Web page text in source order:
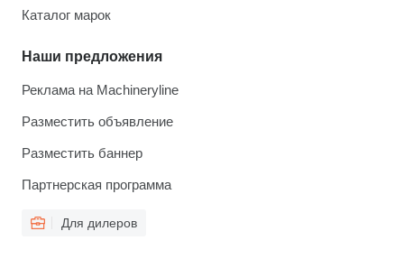
Каталог марок
Наши предложения
Реклама на Machineryline
Разместить объявление
Разместить баннер
Партнерская программа
Для дилеров